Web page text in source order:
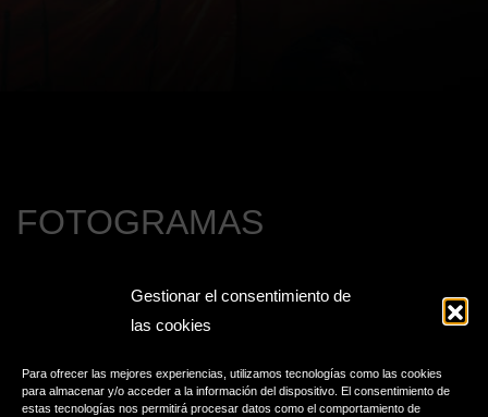
Gestionar el consentimiento de
las cookies
Para ofrecer las mejores experiencias, utilizamos tecnologías como las cookies
para almacenar y/o acceder a la información del dispositivo. El consentimiento de
estas tecnologías nos permitirá procesar datos como el comportamiento de
FOTOGRAMAS